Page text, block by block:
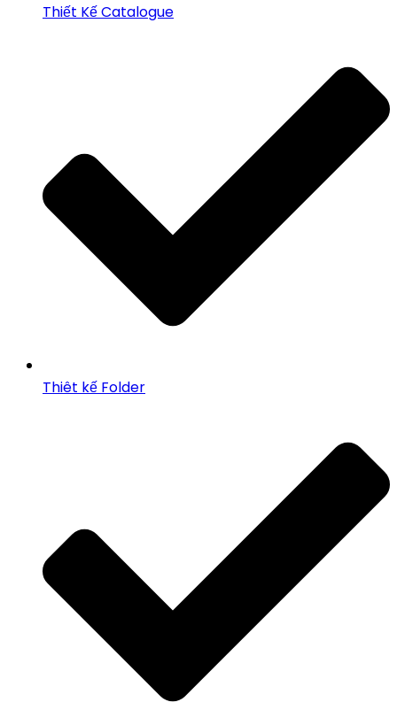
Thiết Kế Catalogue
Thiêt kế Folder